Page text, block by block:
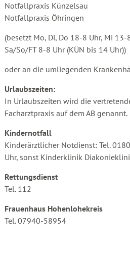
Notfallpraxis Künzelsau
Notfallpraxis Öhringen
(besetzt Mo, Di, Do 18-8 Uhr, Mi 13-
Sa/So/FT 8-8 Uhr (KÜN bis 14 Uhr))
oder an die umliegenden
Urlaubszeiten:
In Urlaubszeiten wird die
Facharztpraxis auf dem AB genannt.
Kindernotfall
Kinderärztlicher Notdienst: Tel.
Uhr, sonst Kinderklinik
Rettungsdienst
Tel. 112
Frauenhaus Hohenlohekreis
Tel. 07940-58954